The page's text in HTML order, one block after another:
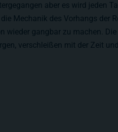
aber es wird jeden
die Mechanik des Vorhangs der
wieder gangbar zu machen.
verschleißen mit der Zeit